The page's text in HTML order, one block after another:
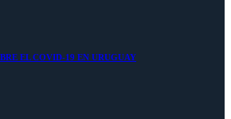
EL COVID-19 EN URUGUAY